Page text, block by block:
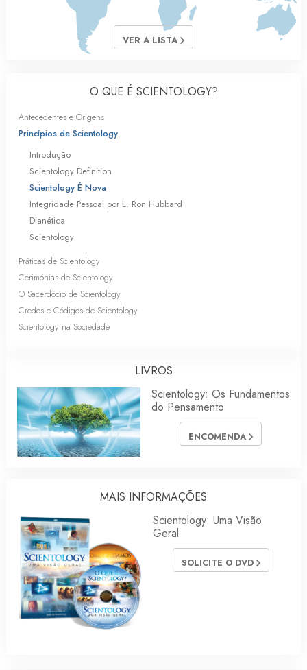
VER A LISTA
O QUE É SCIENTOLOGY?
Antecedentes e Origens
Princípios de Scientology
Introdução
Scientology Definition
Scientology É Nova
Integridade Pessoal por L. Ron Hubbard
Dianética
Scientology
Práticas de Scientology
Cerimónias de Scientology
O Sacerdócio de Scientology
Credos e Códigos de Scientology
Scientology na Sociedade
LIVROS
Scientology: Os Fundamentos
do Pensamento
ENCOMENDA
MAIS INFORMAÇÕES
Scientology: Uma Visão
Geral
SOLICITE O DVD